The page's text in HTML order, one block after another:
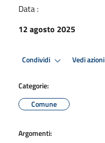
Data :
12 agosto 2025
Condividi Vedi azioni
Categorie:
Comune
Argomenti: